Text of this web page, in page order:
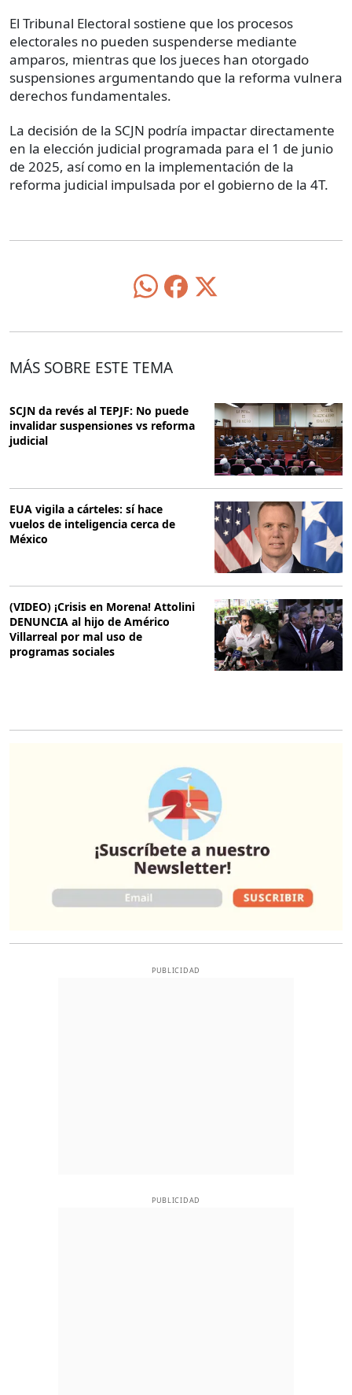
El Tribunal Electoral sostiene que los procesos
electorales no pueden suspenderse mediante
amparos, mientras que los jueces han otorgado
suspensiones argumentando que la reforma vulnera
derechos fundamentales.
La decisión de la SCJN podría impactar directamente
en la elección judicial programada para el 1 de junio
de 2025, así como en la implementación de la
reforma judicial impulsada por el gobierno de la 4T.
MÁS SOBRE ESTE TEMA
SCJN da revés al TEPJF: No puede
invalidar suspensiones vs reforma
judicial
EUA vigila a cárteles: sí hace
vuelos de inteligencia cerca de
México
(VIDEO) ¡Crisis en Morena! Attolini
DENUNCIA al hijo de Américo
Villarreal por mal uso de
programas sociales
PUBLICIDAD
PUBLICIDAD